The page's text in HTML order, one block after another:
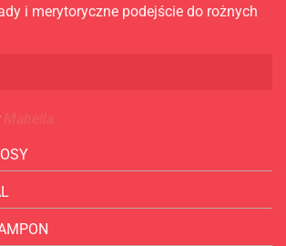
i merytoryczne podejście do rożnych